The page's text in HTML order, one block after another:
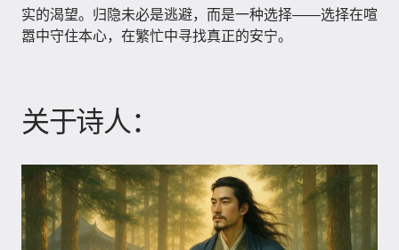
实的渴望。归隐未必是逃避，而是一种选择——选择在喧
嚣中守住本心，在繁忙中寻找真正的安宁。
关于诗人：